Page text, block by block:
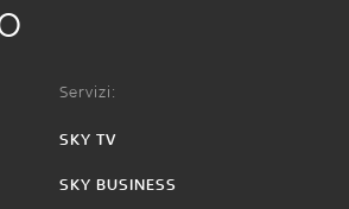
Servizi:
SKY TV
SKY BUSINESS